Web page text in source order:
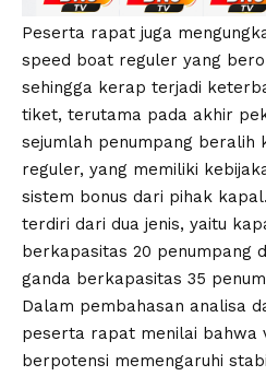
Peserta rapat juga
speed boat reguler yang
sehingga kerap terjadi
tiket, terutama pada akhir
sejumlah penumpang beralih
reguler, yang memiliki
sistem bonus dari pihak
terdiri dari dua jenis, yaitu
berkapasitas 20 penumpang
ganda berkapasitas 35
Dalam pembahasan analisa
peserta rapat menilai bahwa
berpotensi memengaruhi